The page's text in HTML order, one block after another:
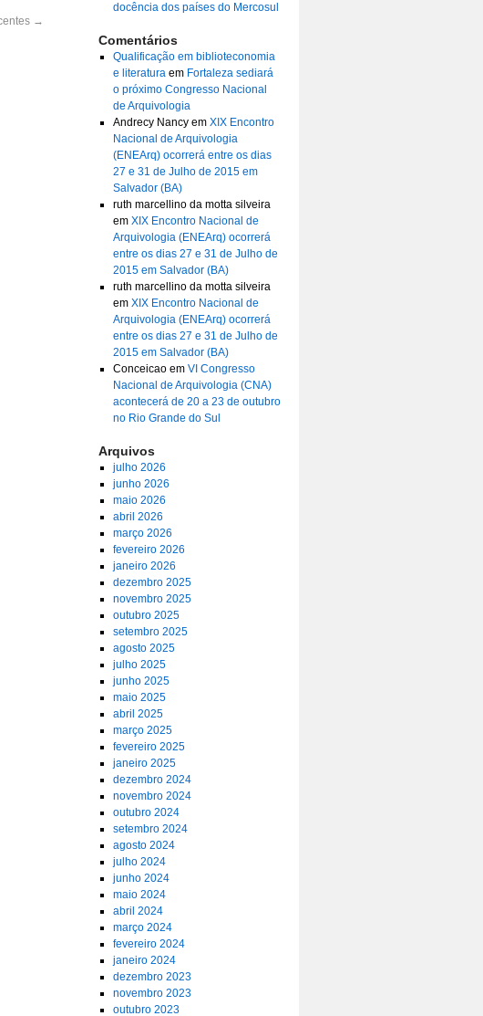
→
docência dos países do Mercosul
Comentários
Qualificação em biblioteconomia
e literaturaem Fortaleza sediará
o próximo Congresso Nacional
de Arquivologia
Andrecy Nancyem XIX Encontro
Nacional de Arquivologia
(ENEArq) ocorrerá entre os dias
27 e 31 de Julho de 2015 em
Salvador (BA)
ruth marcellino da motta silveira
em XIX Encontro Nacional de
Arquivologia (ENEArq) ocorrerá
entre os dias 27 e 31 de Julho de
2015 em Salvador (BA)
ruth marcellino da motta silveira
em XIX Encontro Nacional de
Arquivologia (ENEArq) ocorrerá
entre os dias 27 e 31 de Julho de
2015 em Salvador (BA)
Conceicaoem VI Congresso
Nacional de Arquivologia (CNA)
acontecerá de 20 a 23 de outubro
no Rio Grande do Sul
Arquivos
julho 2026
junho 2026
maio 2026
abril 2026
março 2026
fevereiro 2026
janeiro 2026
dezembro 2025
novembro 2025
outubro 2025
setembro 2025
agosto 2025
julho 2025
junho 2025
maio 2025
abril 2025
março 2025
fevereiro 2025
janeiro 2025
dezembro 2024
novembro 2024
outubro 2024
setembro 2024
agosto 2024
julho 2024
junho 2024
maio 2024
abril 2024
março 2024
fevereiro 2024
janeiro 2024
dezembro 2023
novembro 2023
outubro 2023